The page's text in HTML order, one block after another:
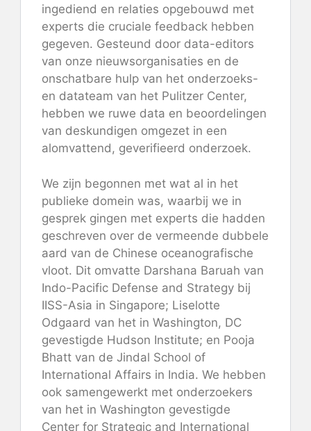
ingediend en relaties opgebouwd met
experts die cruciale feedback hebben
gegeven. Gesteund door data-editors
van onze nieuwsorganisaties en de
onschatbare hulp van het onderzoeks-
en datateam van het Pulitzer Center,
hebben we ruwe data en beoordelingen
van deskundigen omgezet in een
alomvattend, geverifieerd onderzoek.
We zijn begonnen met wat al in het
publieke domein was, waarbij we in
gesprek gingen met experts die hadden
geschreven over de vermeende dubbele
aard van de Chinese oceanografische
vloot. Dit omvatte Darshana Baruah van
Indo-Pacific Defense and Strategy bij
IISS-Asia in Singapore; Liselotte
Odgaard van het in Washington, DC
gevestigde Hudson Institute; en Pooja
Bhatt van de Jindal School of
International Affairs in India. We hebben
ook samengewerkt met onderzoekers
van het in Washington gevestigde
Center for Strategic and International